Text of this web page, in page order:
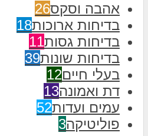
אהבה וסקס26
בדיחות ארוכות18
בדיחות גסות11
בדיחות שונות39
בעלי חיים12
דת ואמונה13
עמים ועדות52
פוליטיקה3